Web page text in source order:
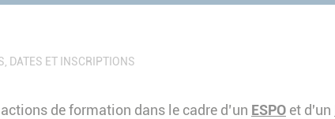
DATES ET INSCRIPTIONS
de formation dans le cadre d’un ESPOet d'un